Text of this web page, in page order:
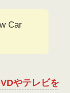
Car
やテレビを